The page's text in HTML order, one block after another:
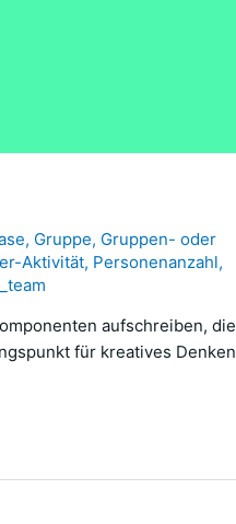
, Gruppe, Gruppen- oder
Aktivität, Personenanzahl,
aufschreiben, die
für kreatives Denken